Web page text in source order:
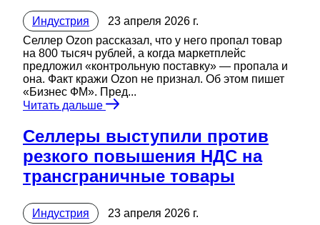
Индустрия
23 апреля 2026 г.
Селлер Ozon рассказал, что у него пропал товар
на 800 тысяч рублей, а когда маркетплейс
предложил «контрольную поставку» — пропала и
она. Факт кражи Ozon не признал. Об этом пишет
«Бизнес ФМ». Пред...
Читать дальше
Селлеры выступили против
резкого повышения НДС на
трансграничные товары
Индустрия
23 апреля 2026 г.